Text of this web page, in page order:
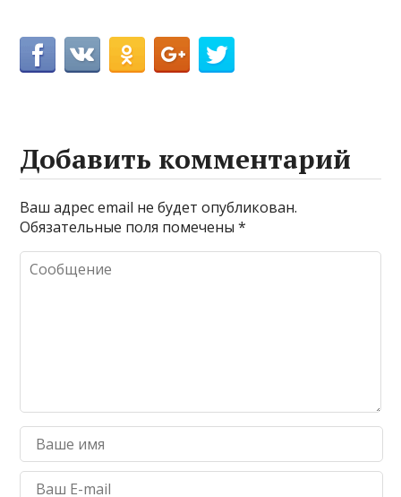
Добавить комментарий
Ваш адрес email не будет опубликован.
Обязательные поля помечены*